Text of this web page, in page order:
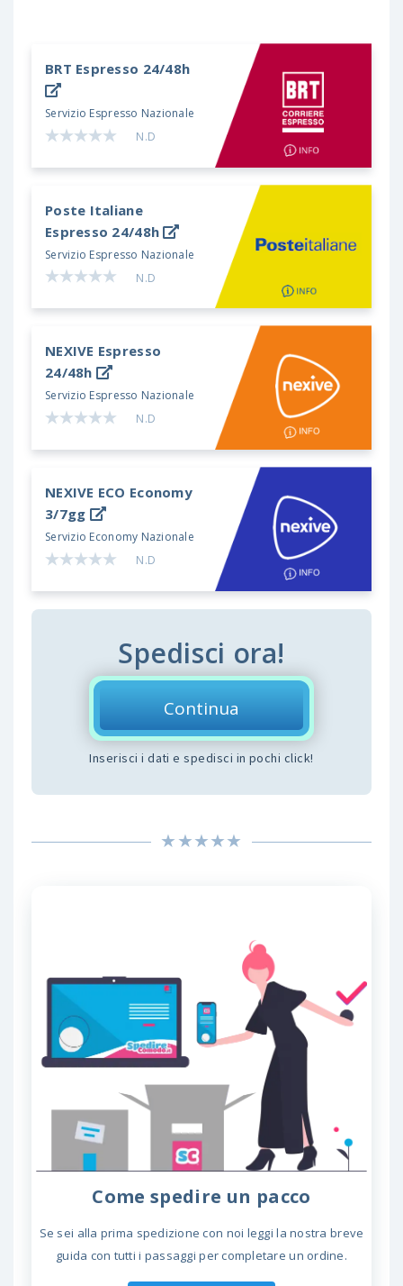
BRT Espresso 24/48h
Servizio Espresso Nazionale
N.D
Poste Italiane
Espresso 24/48h
Servizio Espresso Nazionale
N.D
NEXIVE Espresso
24/48h
Servizio Espresso Nazionale
N.D
NEXIVE ECO Economy
3/7gg
Servizio Economy Nazionale
N.D
Spedisci ora!
Continua
Inserisci i dati e spedisci in pochi click!
Come spedire un pacco
Se sei alla prima spedizione con noi leggi la nostra breve
guida con tutti i passaggi per completare un ordine.